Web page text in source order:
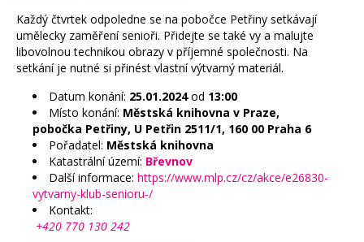
Každý čtvrtek odpoledne se na pobočce Petřiny setkávají
umělecky zaměření senioři. Přidejte se také vy a malujte
libovolnou technikou obrazy v příjemné společnosti. Na
setkání je nutné si přinést vlastní výtvarný materiál.
Datum konání: 25.01.2024od 13:00
Místo konání: Městská knihovna v Praze,
pobočka Petřiny, U Petřin 2511/1, 160 00 Praha 6
Pořadatel: Městská knihovna
Katastrální území: Břevnov
Další informace: https://www.mlp.cz/cz/akce/e26830-
vytvarny-klub-senioru-/
Kontakt:
+420 770 130 242